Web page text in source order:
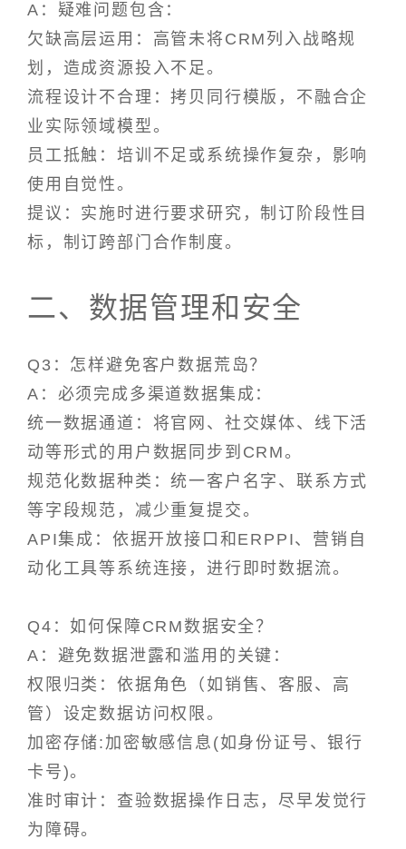
A：疑难问题包含：
欠缺高层运用：高管未将CRM列入战略规
划，造成资源投入不足。
流程设计不合理：拷贝同行模版，不融合企
业实际领域模型。
员工抵触：培训不足或系统操作复杂，影响
使用自觉性。
提议：实施时进行要求研究，制订阶段性目
标，制订跨部门合作制度。
二、数据管理和安全
Q3：怎样避免客户数据荒岛？
A：必须完成多渠道数据集成：
统一数据通道：将官网、社交媒体、线下活
动等形式的用户数据同步到CRM。
规范化数据种类：统一客户名字、联系方式
等字段规范，减少重复提交。
API集成：依据开放接口和ERPPI、营销自
动化工具等系统连接，进行即时数据流。
Q4：如何保障CRM数据安全？
A：避免数据泄露和滥用的关键：
权限归类：依据角色（如销售、客服、高
管）设定数据访问权限。
加密存储:加密敏感信息(如身份证号、银行
卡号)。
准时审计：查验数据操作日志，尽早发觉行
为障碍。